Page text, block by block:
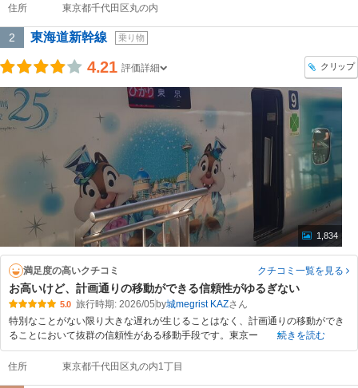
住所 東京都千代田区丸の内
2 東海道新幹線 乗り物
4.21 評価詳細 クリップ
1,834
満足度の高いクチコミ クチコミ一覧を見る
お高いけど、計画通りの移動ができる信頼性がゆるぎない
5.0 旅行時期: 2026/05 by城megrist KAZ
特別なことがない限り大きな遅れが生じることはなく、計画通りの移動ができ
ることにおいて抜群の信頼性がある移動手段です。東京ー
続きを読む
住所 東京都千代田区丸の内1丁目